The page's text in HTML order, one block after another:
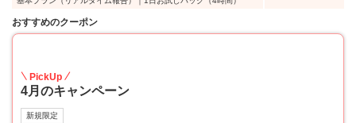
おすすめのクーポン
PickUp
4月のキャンペーン
新規限定